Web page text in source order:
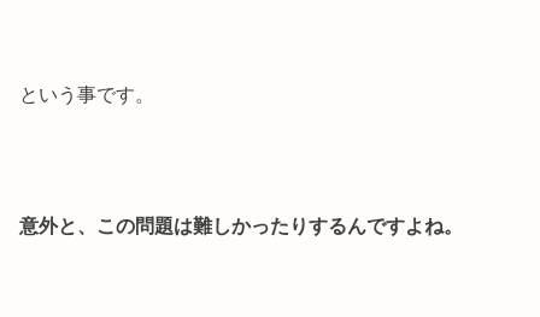
という事です。
意外と、この問題は難しかったりするんですよね。